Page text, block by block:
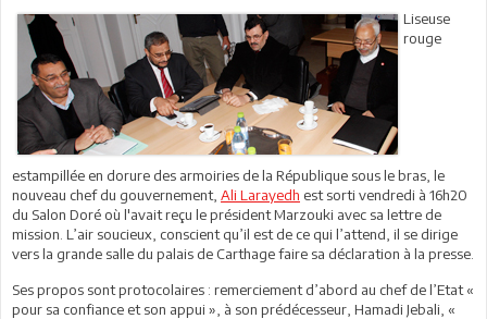
Liseuse
rouge
estampillée en dorure des armoiries de la République sous le bras, le
nouveau chef du gouvernement, Ali Larayedh est sorti vendredi à 16h20
du Salon Doré où l'avait reçu le président Marzouki avec sa lettre de
mission. L’air soucieux, conscient qu’il est de ce qui l’attend, il se dirige
vers la grande salle du palais de Carthage faire sa déclaration à la presse.
Ses propos sont protocolaires : remerciement d’abord au chef de l’Etat «
pour sa confiance et son appui », à son prédécesseur, Hamadi Jebali, «